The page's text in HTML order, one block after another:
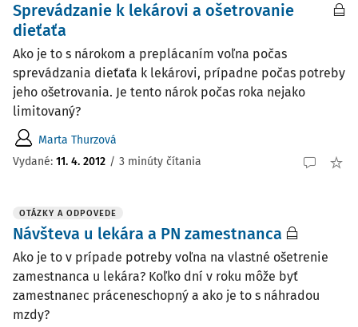
Sprevádzanie k lekárovi a ošetrovanie
dieťaťa
Ako je to s nárokom a preplácaním voľna počas
sprevádzania dieťaťa k lekárovi, prípadne počas potreby
jeho ošetrovania. Je tento nárok počas roka nejako
limitovaný?
Marta Thurzová
Vydané: 11. 4. 2012 / 3 minúty čítania
OTÁZKY A ODPOVEDE
Návšteva u lekára a PN zamestnanca
Ako je to v prípade potreby voľna na vlastné ošetrenie
zamestnanca u lekára? Koľko dní v roku môže byť
zamestnanec práceneschopný a ako je to s náhradou
mzdy?